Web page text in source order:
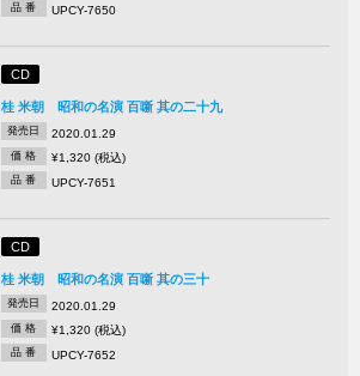
品 番 UPCY-7650
CD
桂 米朝 昭和の名演 百噺 其の二十九
発売日 2020.01.29
価 格 ¥1,320 (税込)
品 番 UPCY-7651
CD
桂 米朝 昭和の名演 百噺 其の三十
発売日 2020.01.29
価 格 ¥1,320 (税込)
品 番 UPCY-7652